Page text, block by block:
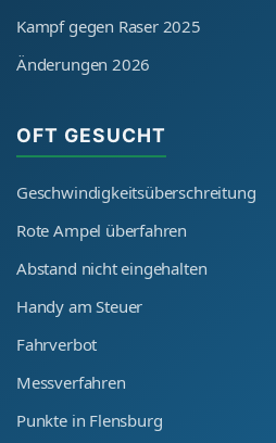
Kampf gegen Raser 2025
Änderungen 2026
OFT GESUCHT
Geschwindigkeitsüberschreitung
Rote Ampel überfahren
Abstand nicht eingehalten
Handy am Steuer
Fahrverbot
Messverfahren
Punkte in Flensburg